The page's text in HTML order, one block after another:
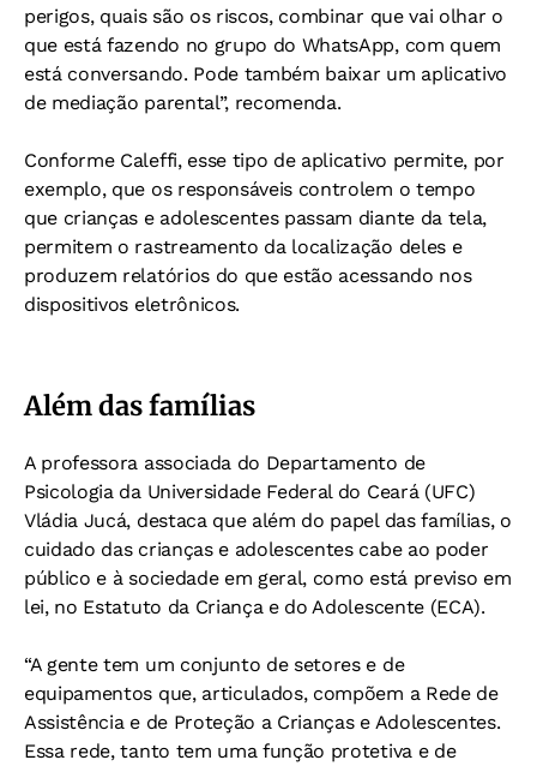
perigos, quais são os riscos, combinar que vai olhar o
que está fazendo no grupo do WhatsApp, com quem
está conversando. Pode também baixar um aplicativo
de mediação parental”, recomenda.
Conforme Caleffi, esse tipo de aplicativo permite, por
exemplo, que os responsáveis controlem o tempo
que crianças e adolescentes passam diante da tela,
permitem o rastreamento da localização deles e
produzem relatórios do que estão acessando nos
dispositivos eletrônicos.
Além das famílias
A professora associada do Departamento de
Psicologia da Universidade Federal do Ceará (UFC)
Vládia Jucá, destaca que além do papel das famílias, o
cuidado das crianças e adolescentes cabe ao poder
público e à sociedade em geral, como está previso em
lei, no Estatuto da Criança e do Adolescente (ECA).
“A gente tem um conjunto de setores e de
equipamentos que, articulados, compõem a Rede de
Assistência e de Proteção a Crianças e Adolescentes.
Essa rede, tanto tem uma função protetiva e de